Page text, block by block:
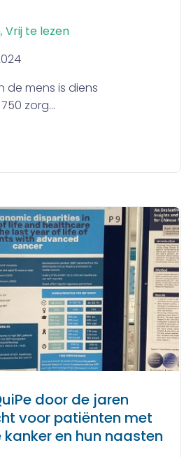
, Vrij te lezen
de mens is diens
zorg...
door de jaren
voor patiënten met
en hun naasten